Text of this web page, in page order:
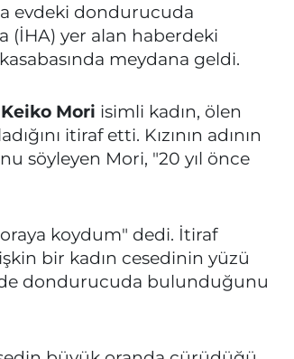
evdeki dondurucuda
(İHA) yer alan haberdeki
meydana geldi.
Keiko Mori isimli kadın, ölen
itiraf etti. Kızının adının
söyleyen Mori, "20 yıl önce
koydum" dedi. İtiraf
bir kadın cesedinin yüzü
dondurucuda bulunduğunu